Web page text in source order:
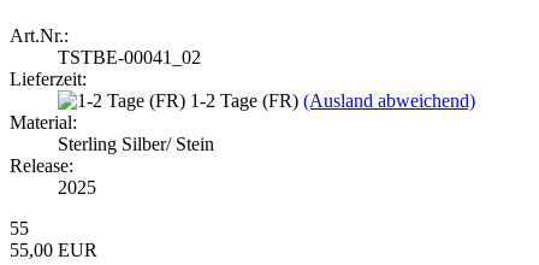
Art.Nr.:
TSTBE-00041_02
Lieferzeit:
1-2 Tage (FR) (Ausland abweichend)
Material:
Sterling Silber/ Stein
Release:
2025
55
55,00 EUR